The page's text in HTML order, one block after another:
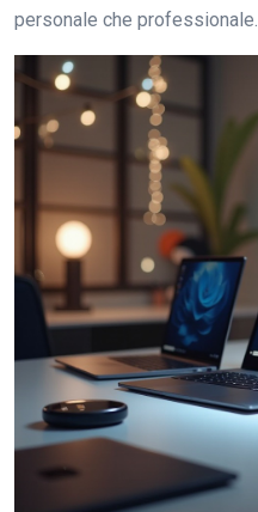
personale che professionale.